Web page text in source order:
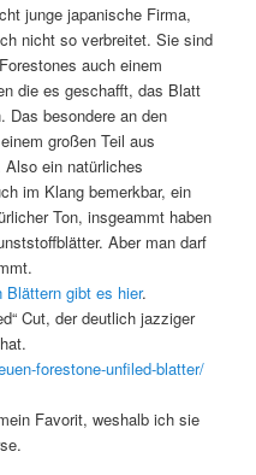
junge japanische Firma,
nicht so verbreitet. Sie sind
auch einem
die es geschafft, das Blatt
Das besondere an den
großen Teil aus
ein natürliches
im Klang bemerkbar, ein
Ton, insgeammt haben
Aber man darf
Blättern gibt es hier.
Cut, der deutlich jazziger
forestone-unfiled-blatter/
Favorit, weshalb ich sie